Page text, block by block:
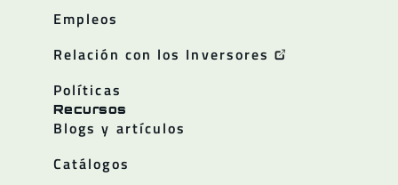
Empleos
Relación con los Inversores
Políticas
Recursos
Blogs y artículos
Catálogos